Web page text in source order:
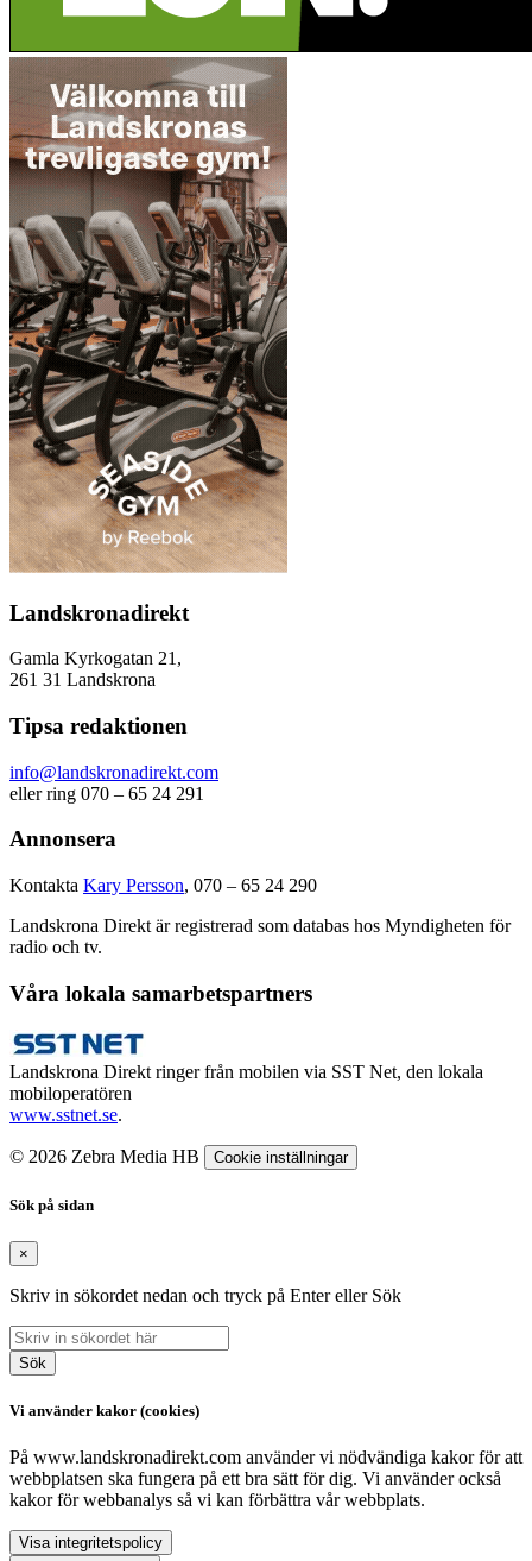
Landskronadirekt
Gamla Kyrkogatan 21,
261 31 Landskrona
Tipsa redaktionen
info@landskronadirekt.com
eller ring 070 – 65 24 291
Annonsera
Kontakta Kary Persson, 070 – 65 24 290
Landskrona Direkt är registrerad som databas hos Myndigheten för
radio och tv.
Våra lokala samarbetspartners
Landskrona Direkt ringer från mobilen via SST Net, den lokala
mobiloperatören
www.sstnet.se.
© 2026 Zebra Media HB Cookie inställningar
Sök på sidan
×
Skriv in sökordet nedan och tryck på Enter eller Sök
Sök
Vi använder kakor (cookies)
På www.landskronadirekt.com använder vi nödvändiga kakor för att
webbplatsen ska fungera på ett bra sätt för dig. Vi använder också
kakor för webbanalys så vi kan förbättra vår webbplats.
Visa integritetspolicy